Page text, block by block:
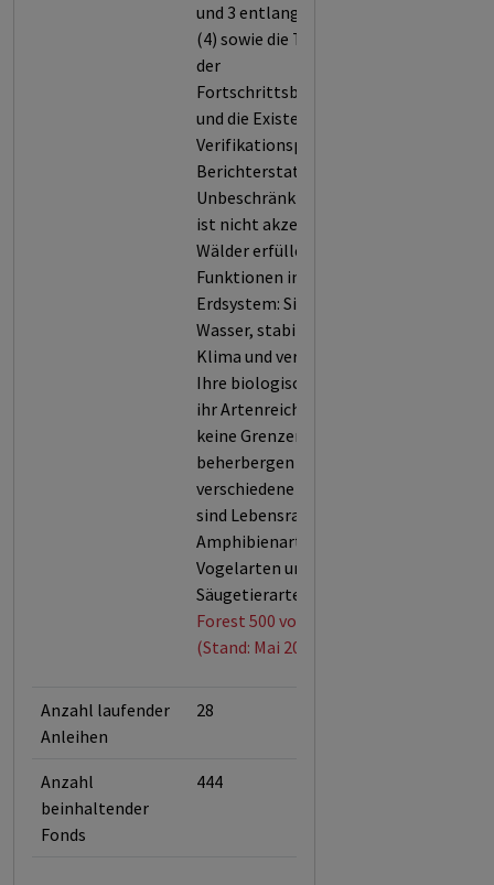
und 3 entlang der Lieferkette
(4) sowie die Transparenz bei
der
Fortschrittsberichterstattung
und die Existenz von
Verifikationsprozessen dieser
Berichterstattung (5).
Unbeschränkte Entwaldung
ist nicht akzeptabel, denn
Wälder erfüllen zentrale
Funktionen in unserem
Erdsystem: Sie filtern Luft und
Wasser, stabilisieren das
Klima und verhindern Erosion.
Ihre biologische Vielfalt und
ihr Artenreichtum kennen
keine Grenzen. Sie
beherbergen 60.000
verschiedene Baumarten und
sind Lebensraum für 80 % der
Amphibienarten, 75 % der
Vogelarten und 68 % der
Säugetierarten.
Forest 500 von Global Canopy
(Stand: Mai 2026)
Anzahl laufender
Anleihen
28
Anzahl
beinhaltender
Fonds
444